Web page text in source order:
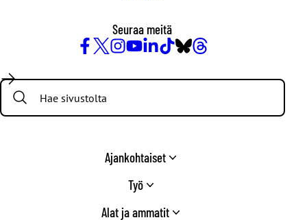
Seuraa meitä
/
Twitter
Search:
Ajankohtaiset
Työ
Alat ja ammatit